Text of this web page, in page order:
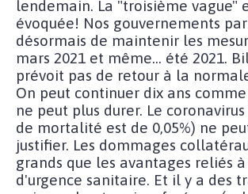
lendemain. La "troisième vague"
évoquée! Nos gouvernements
désormais de maintenir les
mars 2021 et même... été 2021.
prévoit pas de retour à la
On peut continuer dix ans
ne peut plus durer. Le
de mortalité est de 0,05%) ne
justifier. Les dommages
grands que les avantages reliés
d'urgence sanitaire. Et il y a des